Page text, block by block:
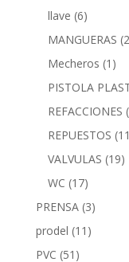
llave (6)
MANGUERAS
Mecheros (1)
PISTOLA
REFACCIONES
REPUESTOS
VALVULAS (19)
WC (17)
PRENSA (3)
prodel (11)
PVC (51)